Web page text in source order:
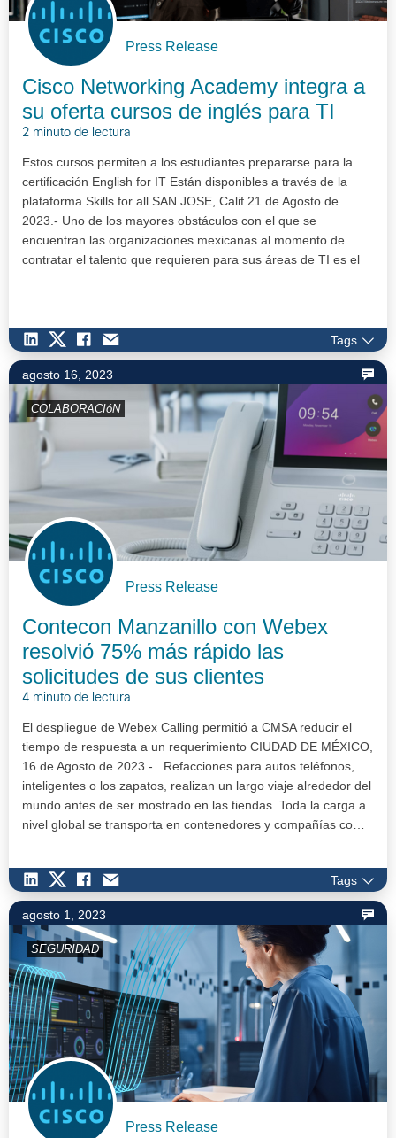
Press Release
Cisco Networking Academy integra a
su oferta cursos de inglés para TI
2 minuto de lectura
Estos cursos permiten a los estudiantes prepararse para la
certificación English for IT Están disponibles a través de la
plataforma Skills for all SAN JOSE, Calif 21 de Agosto de
2023.- Uno de los mayores obstáculos con el que se
encuentran las organizaciones mexicanas al momento de
contratar el talento que requieren para sus áreas de TI es el
Tags
agosto 16, 2023
COLABORACIóN
Press Release
Contecon Manzanillo con Webex
resolvió 75% más rápido las
solicitudes de sus clientes
4 minuto de lectura
El despliegue de Webex Calling permitió a CMSA reducir el
tiempo de respuesta a un requerimiento CIUDAD DE MÉXICO,
16 de Agosto de 2023.- Refacciones para autos teléfonos,
inteligentes o los zapatos, realizan un largo viaje alrededor del
mundo antes de ser mostrado en las tiendas. Toda la carga a
nivel global se transporta en contenedores y compañías co…
Tags
agosto 1, 2023
SEGURIDAD
Press Release